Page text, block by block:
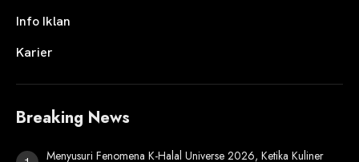
Info Iklan
Karier
Breaking News
Menyusuri Fenomena K-Halal Universe 2026, Ketika Kuliner